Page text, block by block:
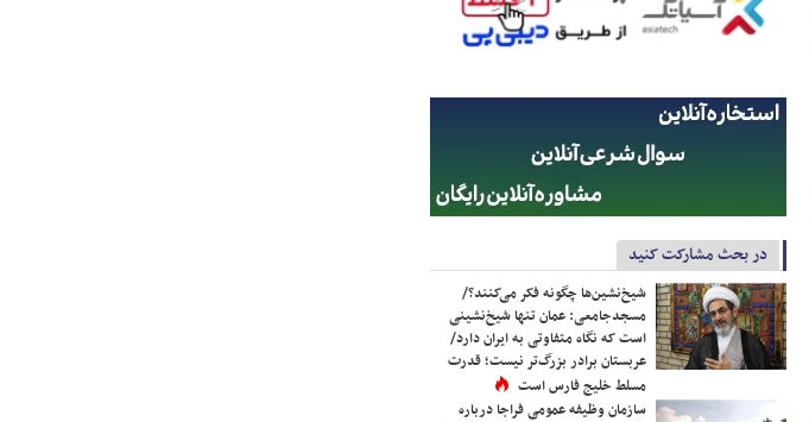
در بحث مشارکت کنید
شیخ‌نشین‌ها چگونه فکر می‌کنند؟/
مسجدجامعی: عمان تنها شیخ‌نشینی
است که نگاه متفاوتی به ایران دارد/
عربستان برادر بزرگ‌تر نیست؛ قدرت
مسلط خلیج فارس است
سازمان وظیفه عمومی فراجا درباره